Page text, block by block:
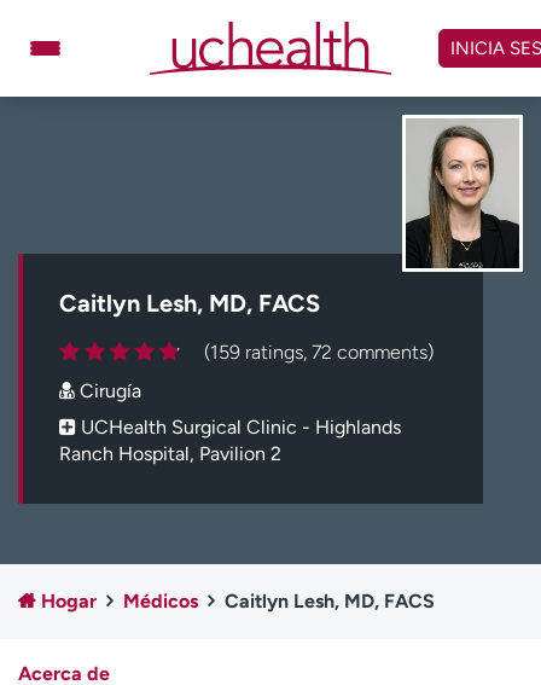
contenido
Facturación y precios
Carreras
Inicie sesión en My Health Connection
Acerca de UCHealth
Clases y eventos
Empleados
Profesionales
INICIA
Caitlyn Lesh, MD, FACS
(159 ratings, 72 comments)
Cirugía
UCHealth Surgical Clinic - Highlands
Ranch Hospital, Pavilion 2
Hogar Médicos Caitlyn Lesh, MD, FACS
Acerca de